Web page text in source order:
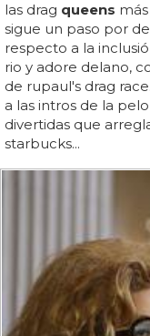
las drag queens
sigue un paso por
respecto a la
rio y adore delano,
de rupaul's drag
a las intros de la
divertidas que
starbucks...